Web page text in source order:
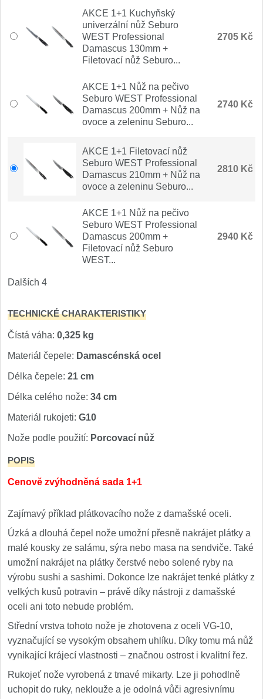
Nože Seburo HOGANI 20
Nože Seburo WEST 21
Nože Tojiro Shippu 2
Nože Tojiro Zen 1
Nože Samura MO-V 4
Nože Samura Bamboo 1
Ostřiče nožů V-Sharp
Doprodej 11
Dárky
Značky 4
AKCE 1+1 Kuchyňský
univerzální nůž Seburo
WEST Professional
Damascus 130mm +
Filetovací nůž Seburo...
2705 Kč
AKCE 1+1 Nůž na pečivo
Seburo WEST Professional
Damascus 200mm + Nůž na
ovoce a zeleninu Seburo...
2740 Kč
AKCE 1+1 Filetovací nůž
Seburo WEST Professional
Damascus 210mm + Nůž na
ovoce a zeleninu Seburo...
2810 Kč
AKCE 1+1 Nůž na pečivo
Seburo WEST Professional
Damascus 200mm +
Filetovací nůž Seburo
WEST...
2940 Kč
Dalších 4
TECHNICKÉ CHARAKTERISTIKY
Čístá váha: 0,325 kg
Materiál čepele: Damascénská ocel
Délka čepele: 21 cm
Délka celého nože: 34 cm
Materiál rukojeti: G10
Nože podle použití: Porcovací nůž
POPIS
Cenově zvýhodněná sada 1+1
Zajímavý příklad plátkovacího nože z damašské oceli.
Úzká a dlouhá čepel nože umožní přesně nakrájet plátky a
malé kousky ze salámu, sýra nebo masa na sendviče. Také
umožní nakrájet na plátky čerstvé nebo solené ryby na
výrobu sushi a sashimi. Dokonce lze nakrájet tenké plátky z
velkých kusů potravin – právě díky nástroji z damašské
oceli ani toto nebude problém.
Střední vrstva tohoto nože je zhotovena z oceli VG-10,
vyznačující se vysokým obsahem uhlíku. Díky tomu má nůž
vynikající krájecí vlastnosti – značnou ostrost i kvalitní řez.
Rukojeť nože vyrobená z tmavé mikarty. Lze ji pohodlně
uchopit do ruky, neklouže a je odolná vůči agresivnímu